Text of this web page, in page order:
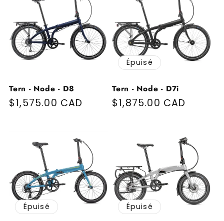
Tern - Node - D8
Prix habituel
$1,575.00 CAD
Épuisé
Tern - Node - D7i
Prix habituel
$1,875.00 CAD
Épuisé Épuisé